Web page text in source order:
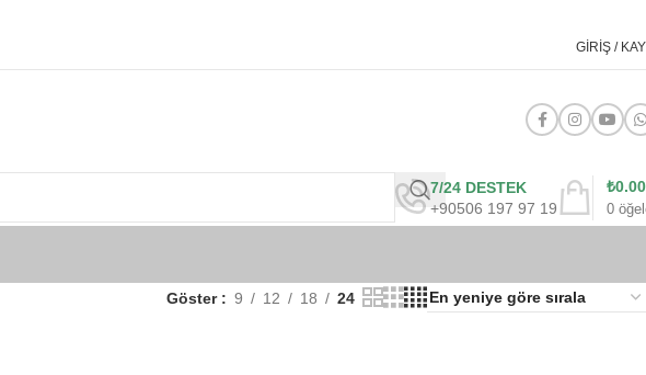
GIRIŞ /
7/24 DESTEK
+90506 197 97 19
0
₺0.00
Göster 9 12 18 24